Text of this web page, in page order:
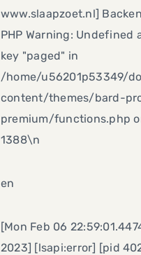
www.slaapzoet.nl]
PHP Warning: Undefined
key "paged" in
/home/u56201p53349/
content/themes/bard-
premium/functions.php
1388\n
en
[Mon Feb 06
2023] [lsapi:error] [pid